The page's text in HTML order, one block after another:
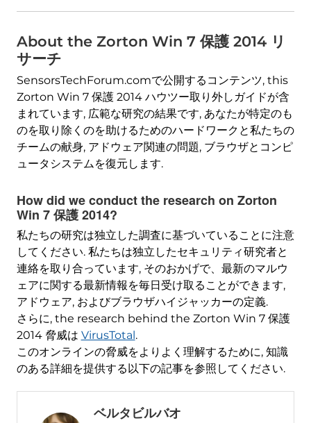
About the Zorton Win 7 保護 2014 リ
サーチ
SensorsTechForum.comで公開するコンテンツ, this
Zorton Win 7 保護 2014 ハウツー取り外しガイドが含
まれています, 広範な研究の結果です, あなたが特定のも
のを取り除くのを助けるためのハードワークと私たちの
チームの献身, アドウェア関連の問題, ブラウザとコンピ
ュータシステムを復元します.
How did we conduct the research on Zorton
Win 7 保護 2014?
私たちの研究は独立した調査に基づいていることに注意
してください. 私たちは独立したセキュリティ研究者と
連絡を取り合っています, そのおかげで、最新のマルウ
ェアに関する最新情報を毎日受け取ることができます,
アドウェア, およびブラウザハイジャッカーの定義.
さらに, the research behind the Zorton Win 7 保護
2014 脅威は VirusTotal.
このオンラインの脅威をよりよく理解するために, 知識
のある詳細を提供する以下の記事を参照してください.
ベルタビルバオ